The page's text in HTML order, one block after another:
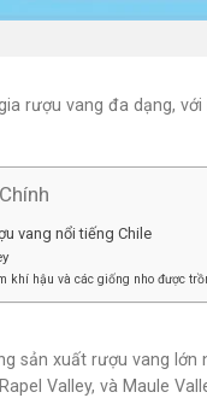
rượu vang đa dạng,
vang nổi tiếng Chile
khí hậu và các giống nho được
sản xuất rượu vang
Valley, và Maule